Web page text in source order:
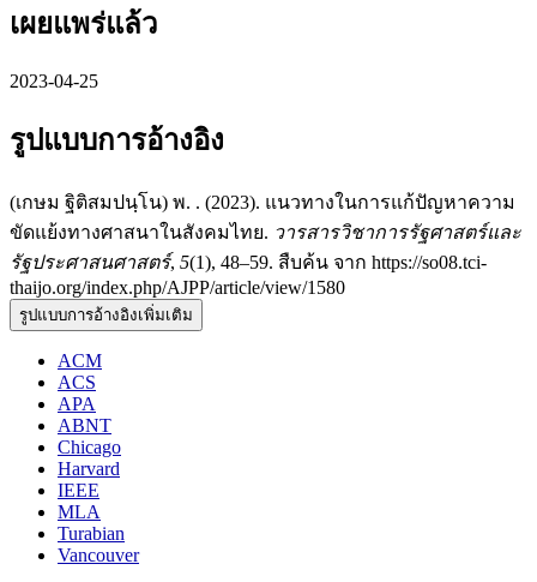
เผยแพร่แล้ว
2023-04-25
รูปแบบการอ้างอิง
(เกษม ฐิติสมปนฺโน) พ. . (2023). แนวทางในการแก้ปัญหาความ
ขัดแย้งทางศาสนาในสังคมไทย. วารสารวิชาการรัฐศาสตร์และ
รัฐประศาสนศาสตร์, 5(1), 48–59. สืบค้น จาก https://so08.tci-
thaijo.org/index.php/AJPP/article/view/1580
รูปแบบการอ้างอิงเพิ่มเติม
ACM
ACS
APA
ABNT
Chicago
Harvard
IEEE
MLA
Turabian
Vancouver